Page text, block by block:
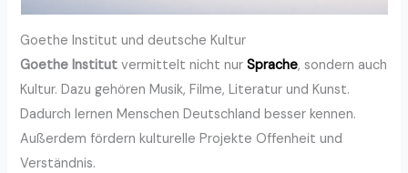
Goethe Institut und deutsche Kultur
Goethe Institut vermittelt nicht nurSprache, sondern auch
Kultur. Dazu gehören Musik, Filme, Literatur und Kunst.
Dadurch lernen Menschen Deutschland besser kennen.
Außerdem fördern kulturelle Projekte Offenheit und
Verständnis.